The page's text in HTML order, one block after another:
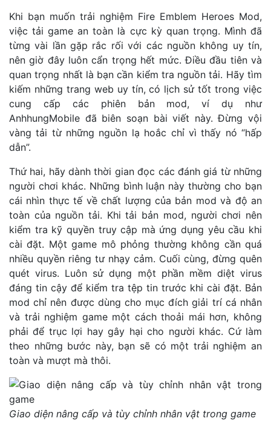
Khi bạn muốn trải nghiệm Fire Emblem Heroes Mod,
việc tải game an toàn là cực kỳ quan trọng. Mình đã
từng vài lần gặp rắc rối với các nguồn không uy tín,
nên giờ đây luôn cẩn trọng hết mức. Điều đầu tiên và
quan trọng nhất là bạn cần kiểm tra nguồn tải. Hãy tìm
kiếm những trang web uy tín, có lịch sử tốt trong việc
cung cấp các phiên bản mod, ví dụ như
AnhhungMobile đã biên soạn bài viết này. Đừng vội
vàng tải từ những nguồn lạ hoắc chỉ vì thấy nó “hấp
dẫn”.
Thứ hai, hãy dành thời gian đọc các đánh giá từ những
người chơi khác. Những bình luận này thường cho bạn
cái nhìn thực tế về chất lượng của bản mod và độ an
toàn của nguồn tải. Khi tải bản mod, người chơi nên
kiểm tra kỹ quyền truy cập mà ứng dụng yêu cầu khi
cài đặt. Một game mô phỏng thường không cần quá
nhiều quyền riêng tư nhạy cảm. Cuối cùng, đừng quên
quét virus. Luôn sử dụng một phần mềm diệt virus
đáng tin cậy để kiểm tra tệp tin trước khi cài đặt. Bản
mod chỉ nên được dùng cho mục đích giải trí cá nhân
và trải nghiệm game một cách thoải mái hơn, không
phải để trục lợi hay gây hại cho người khác. Cứ làm
theo những bước này, bạn sẽ có một trải nghiệm an
toàn và mượt mà thôi.
Giao diện nâng cấp và tùy chỉnh nhân vật trong game